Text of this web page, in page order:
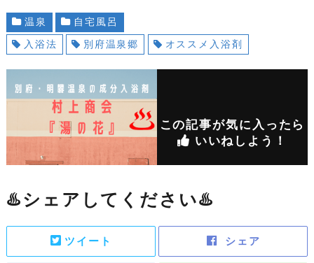
温泉
自宅風呂
入浴法
別府温泉郷 オススメ入浴剤
この記事が気に入ったら
いいねしよう！
♨️シェアしてください♨️
ツイート シェア